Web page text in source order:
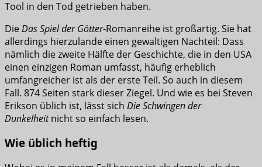
Tool in den Tod getrieben haben.
DieDas Spiel der Götter-Romanreihe ist großartig. Sie hat
allerdings hierzulande einen gewaltigen Nachteil: Dass
nämlich die zweite Hälfte der Geschichte, die in den USA
einen einzigen Roman umfasst, häufig erheblich
umfangreicher ist als der erste Teil. So auch in diesem
Fall. 874 Seiten stark dieser Ziegel. Und wie es bei Steven
Erikson üblich ist, lässt sich Die Schwingen der
Dunkelheitnicht so einfach lesen.
Wie üblich heftig